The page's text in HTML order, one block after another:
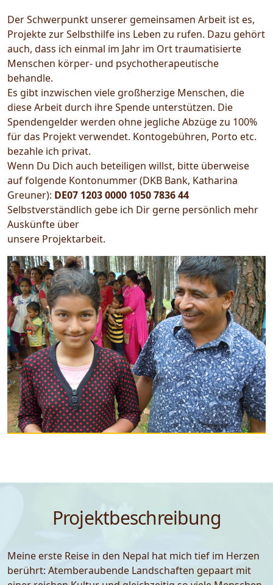
Der Schwerpunkt unserer gemeinsamen Arbeit ist es,
Projekte zur Selbsthilfe ins Leben zu rufen. Dazu gehört
auch, dass ich einmal im Jahr im Ort traumatisierte
Menschen körper- und psychotherapeutische
behandle.
Es gibt inzwischen viele großherzige Menschen, die
diese Arbeit durch ihre Spende unterstützen. Die
Spendengelder werden ohne jegliche Abzüge zu 100%
für das Projekt verwendet. Kontogebühren, Porto etc.
bezahle ich privat.
Wenn Du Dich auch beteiligen willst, bitte überweise
auf folgende Kontonummer (DKB Bank, Katharina
Greuner): DE07 1203 0000 1050 7836 44
Selbstverständlich gebe ich Dir gerne persönlich mehr
Auskünfte über
unsere Projektarbeit.
Projektbeschreibung
Meine erste Reise in den Nepal hat mich tief im Herzen
berührt: Atemberaubende Landschaften gepaart mit